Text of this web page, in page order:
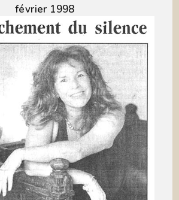
février 1998